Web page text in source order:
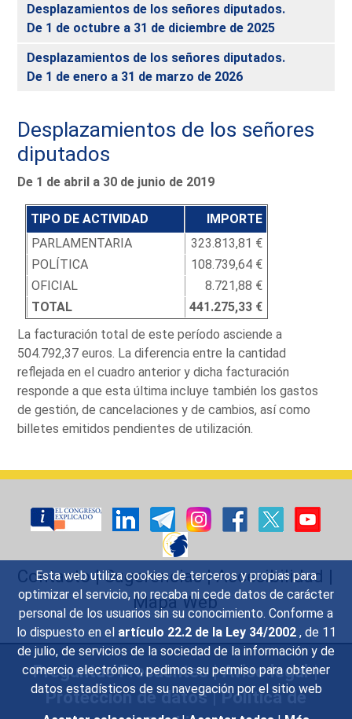
Esta web utiliza cookies de terceros y propias para
optimizar el servicio, no recaba ni cede datos de carácter
personal de los usuarios sin su conocimiento. Conforme a
lo dispuesto en el artículo 22.2 de la Ley 34/2002 , de 11
de julio, de servicios de la sociedad de la información y de
comercio electrónico, pedimos su permiso para obtener
datos estadísticos de su navegación por el sitio web
Desplazamientos de los señores diputados.
De 1 de octubre a 31 de diciembre de 2025
Desplazamientos de los señores diputados.
De 1 de enero a 31 de marzo de 2026
Desplazamientos de los señores
diputados
De 1 de abril a 30 de junio de 2019
TIPO DE ACTIVIDAD
IMPORTE
PARLAMENTARIA
323.813,81 €
POLÍTICA
108.739,64 €
OFICIAL
8.721,88 €
TOTAL
441.275,33 €
La facturación total de este período asciende a
504.792,37 euros. La diferencia entre la cantidad
reflejada en el cuadro anterior y dicha facturación
responde a que esta última incluye también los gastos
de gestión, de cancelaciones y de cambios, así como
billetes emitidos pendientes de utilización.
Contacto|Sugerencias|Accesibilidad |
Mapa Web
Preguntas Frecuentes|Aviso legal|
Protección de datos|Política de